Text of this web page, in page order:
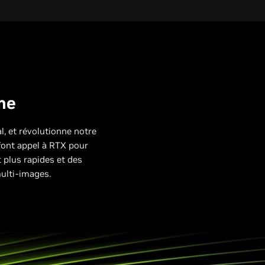
40 et 50 ;
West
et révolutionne notre
appel à RTX pour
rapides et des
images.